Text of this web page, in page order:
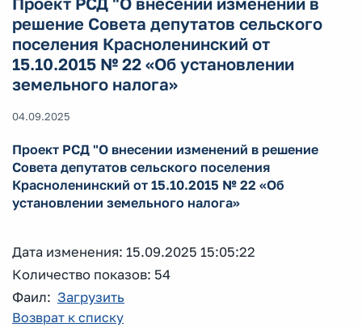
решение Совета депутатов сельского
поселения Красноленинский от
15.10.2015 № 22 «Об установлении
земельного налога»
04.09.2025
Проект РСД "О внесении изменений в решение
Совета депутатов сельского поселения
Красноленинский от 15.10.2015 № 22 «Об
установлении земельного налога»
Дата изменения: 15.09.2025 15:05:22
Количество показов: 54
Фаил: Загрузить
Возврат к списку